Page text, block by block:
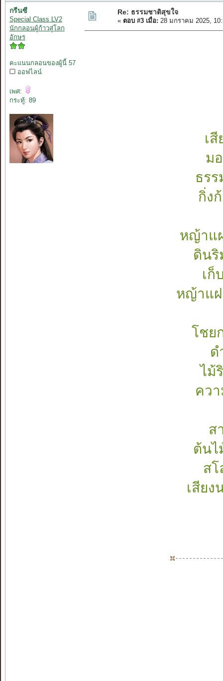
กรีนซี
Special Class LV2
นักกลอนผู้ก้าวสู่โลก
อักษร
คะแนนกลอนของผู้นี้ 57
ออฟไลน์
เพศ:
กระทู้: 89
Re: ธรรมชาติสุขใจ
« ตอบ #3 เมื่อ: 28 มกราคม 2025,
เ
ม
ธร
กิ่ง
หญ้าแ
ดินริ
เก็
หญ้าแฝ
โชย
ด
ไม้
คว
ส
ต้นไ
ส
เสียง